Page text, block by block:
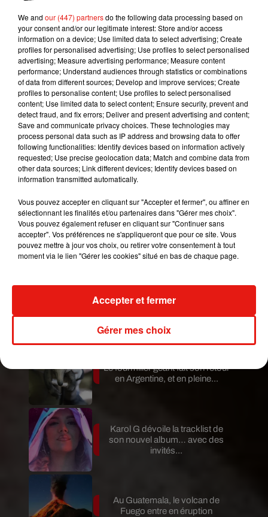
Publié : 19 juin 2019 à 6h42 par D.T
Voir cette publication sur Instagram
INTRODUCING REF SHOES—RefScale: our
new shoes save an average of 52% CO2
emissions, 70% water and 65% waste compared
Une publication partagée parReformation (@reformation) le
Mundo Latino
Guatemala : l'éruption du volcan
Le fourmilier géant fait son retour
en Argentine, et en pleine...
Karol G dévoile la tracklist de
son nouvel album… avec des
invités...
Au Guatemala, le volcan de
Fuego entre en éruption
We and our (447) partnersdo the following data processing based on
your consent and/or our legitimate interest: Store and/or access
information on a device; Use limited data to select advertising; Create
profiles for personalised advertising; Use profiles to select personalised
advertising; Measure advertising performance; Measure content
performance; Understand audiences through statistics or combinations
of data from different sources; Develop and improve services; Create
profiles to personalise content; Use profiles to select personalised
content; Use limited data to select content; Ensure security, prevent and
detect fraud, and fix errors; Deliver and present advertising and content;
Save and communicate privacy choices. These technologies may
process personal data such as IP address and browsing data to offer
following functionalities: Identify devices based on information actively
requested; Use precise geolocation data; Match and combine data from
other data sources; Link different devices; Identify devices based on
information transmitted automatically.
Vous pouvez accepter en cliquant sur "Accepter et fermer", ou affiner en
sélectionnant les finalités et/ou partenaires dans "Gérer mes choix".
Vous pouvez également refuser en cliquant sur "Continuer sans
accepter". Vos préférences ne s'appliqueront que pour ce site. Vous
pouvez mettre à jour vos choix, ou retirer votre consentement à tout
moment via le lien "Gérer les cookies" situé en bas de chaque page.
Gérer mes choix
Accepter et fermer